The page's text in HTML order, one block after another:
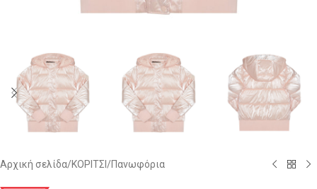
Αρχική σελίδα/ΚΟΡΙΤΣΙ /Πανωφόρια